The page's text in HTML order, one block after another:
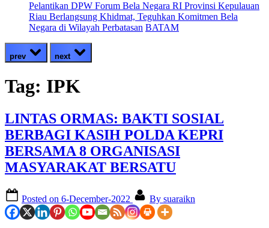
Pelantikan DPW Forum Bela Negara RI Provinsi Kepulauan
Riau Berlangsung Khidmat, Teguhkan Komitmen Bela
Negara di Wilayah Perbatasan BATAM
prev next
Tag: IPK
LINTAS ORMAS: BAKTI SOSIAL
BERBAGI KASIH POLDA KEPRI
BERSAMA 8 ORGANISASI
MASYARAKAT BERSATU
Posted on 6-December-2022 By suaraikn